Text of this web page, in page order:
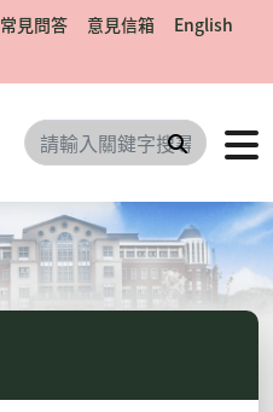
常見問答 意見信箱 English
搜尋